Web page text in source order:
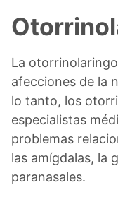
La
afecciones de la
lo tanto, los
especialistas
problemas
las amígdalas, la
paranasales.